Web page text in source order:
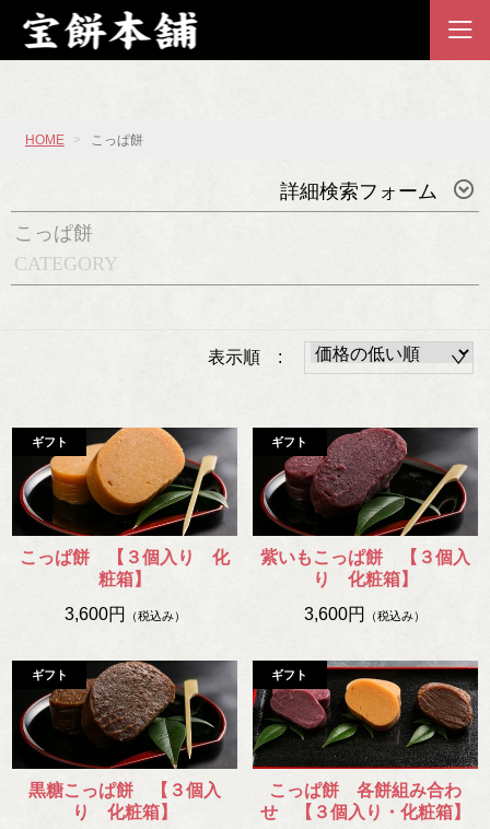
HOME こっぱ餅
詳細検索フォーム
CATEGORY
こっぱ餅
表示順 :
こっぱ餅 【３個入り 化
粧箱】
3,600円
（税込み）
紫いもこっぱ餅 【３個入
り 化粧箱】
3,600円
（税込み）
黒糖こっぱ餅 【３個入
り 化粧箱】
こっぱ餅 各餅組み合わ
せ 【３個入り・化粧箱】